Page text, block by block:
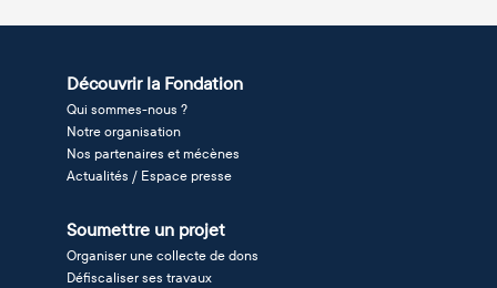
Découvrir la Fondation
Qui sommes-nous ?
Notre organisation
Nos partenaires et mécènes
Actualités / Espace presse
Soumettre un projet
Organiser une collecte de dons
Défiscaliser ses travaux